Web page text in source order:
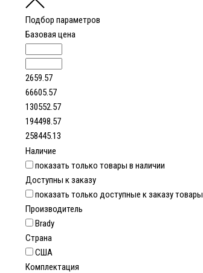
Подбор параметров
Базовая цена
2659.57
66605.57
130552.57
194498.57
258445.13
Наличие
показать только товары в наличии
Доступны к заказу
показать только доступные к заказу товары
Производитель
Brady
Страна
США
Комплектация